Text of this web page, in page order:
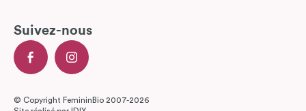
Suivez-nous
© Copyright FemininBio 2007-2026